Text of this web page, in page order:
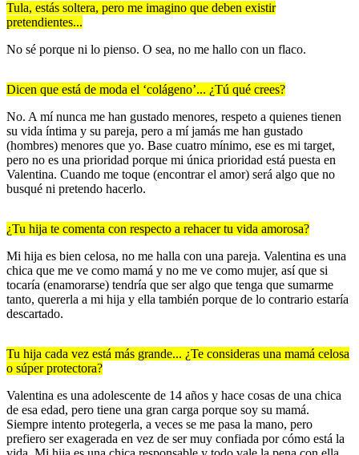
Tula, estás soltera, pero me imagino que deben existir
pretendientes...
No sé porque ni lo pienso. O sea, no me hallo con un flaco.
Dicen que está de moda el ‘colágeno’... ¿Tú qué crees?
No. A mí nunca me han gustado menores, respeto a quienes tienen
su vida íntima y su pareja, pero a mí jamás me han gustado
(hombres) menores que yo. Base cuatro mínimo, ese es mi target,
pero no es una prioridad porque mi única prioridad está puesta en
Valentina. Cuando me toque (encontrar el amor) será algo que no
busqué ni pretendo hacerlo.
¿Tu hija te comenta con respecto a rehacer tu vida amorosa?
Mi hija es bien celosa, no me halla con una pareja. Valentina es una
chica que me ve como mamá y no me ve como mujer, así que si
tocaría (enamorarse) tendría que ser algo que tenga que sumarme
tanto, quererla a mi hija y ella también porque de lo contrario estaría
descartado.
Tu hija cada vez está más grande... ¿Te consideras una mamá celosa
o súper protectora?
Valentina es una adolescente de 14 años y hace cosas de una chica
de esa edad, pero tiene una gran carga porque soy su mamá.
Siempre intento protegerla, a veces se me pasa la mano, pero
prefiero ser exagerada en vez de ser muy confiada por cómo está la